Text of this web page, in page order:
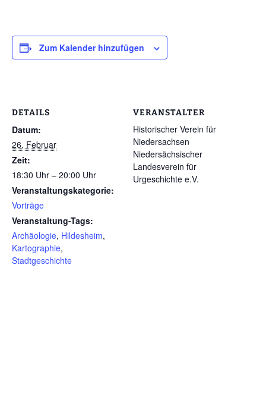
Zum Kalender hinzufügen
DETAILS
Datum:
26. Februar
Zeit:
18:30 Uhr – 20:00 Uhr
Veranstaltungskategorie:
Vorträge
Veranstaltung-Tags:
Archäologie, Hildesheim,
Kartographie,
Stadtgeschichte
VERANSTALTER
Historischer Verein für
Niedersachsen
Niedersächsischer
Landesverein für
Urgeschichte e.V.